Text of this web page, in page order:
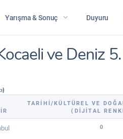
Yarışma & Sonuç Duyuru
ve Deniz
TARIHI/KÜLTÜREL VE
(DIJITAL
0